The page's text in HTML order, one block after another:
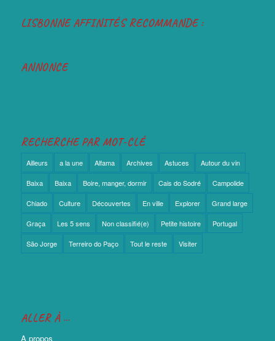
LISBONNE AFFINITÉS RECOMMANDE :
ANNONCE
RECHERCHE PAR MOT-CLÉ
Ailleurs a la une Alfama Archives Astuces Autour du vin
Baixa Baixa Boire, manger, dormir Cais do Sodré Campolide
Chiado Culture Découvertes En ville Explorer Grand large
Graça Les 5 sens Non classifié(e) Petite histoire Portugal
São Jorge Terreiro do Paço Tout le reste Visiter
ALLER À …
A propos